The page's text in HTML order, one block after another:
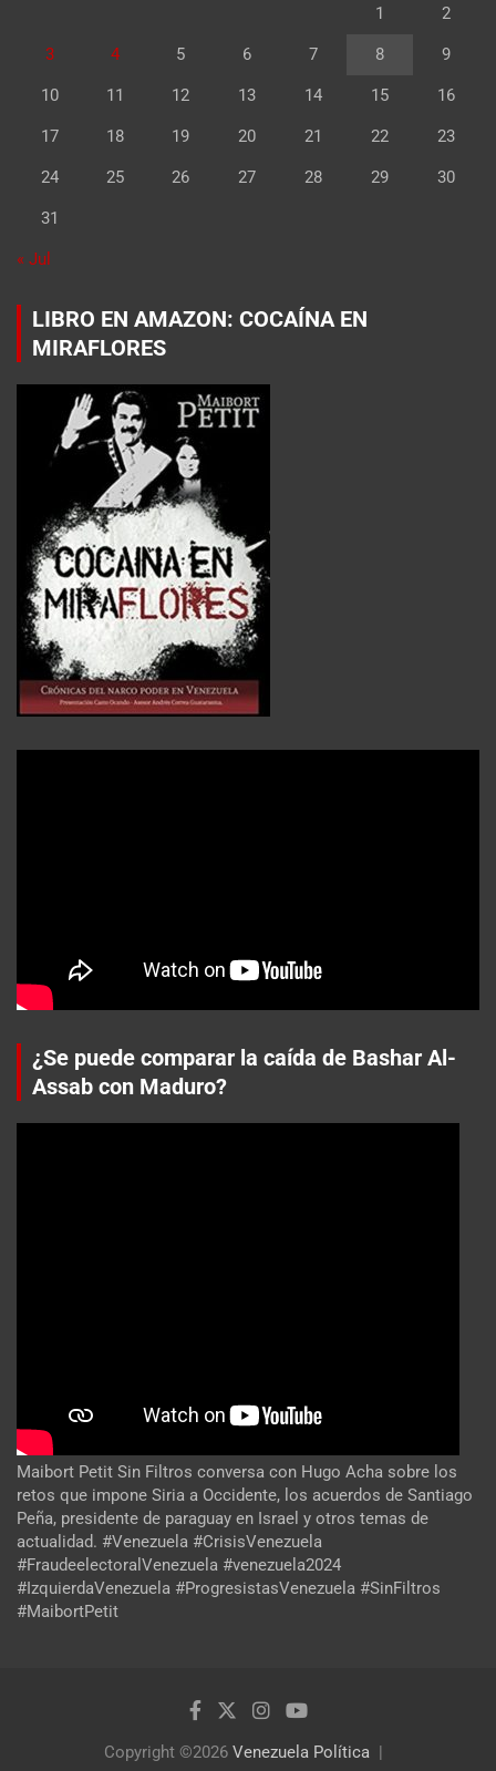
1 2
3 4 5 6 7 8 9
10 11 12 13 14 15 16
17 18 19 20 21 22 23
24 25 26 27 28 29 30
31
« Jul
LIBRO EN AMAZON: COCAÍNA EN
MIRAFLORES
¿Se puede comparar la caída de Bashar Al-
Assab con Maduro?
Maibort Petit Sin Filtros conversa con Hugo Acha sobre los
retos que impone Siria a Occidente, los acuerdos de Santiago
Peña, presidente de paraguay en Israel y otros temas de
actualidad. #Venezuela #CrisisVenezuela
#FraudeelectoralVenezuela #venezuela2024
#IzquierdaVenezuela #ProgresistasVenezuela #SinFiltros
#MaibortPetit
Copyright ©2026 Venezuela Política